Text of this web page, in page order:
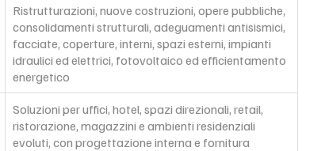
Ristrutturazioni, nuove costruzioni, opere pubbliche,
consolidamenti strutturali, adeguamenti antisismici,
facciate, coperture, interni, spazi esterni, impianti
idraulici ed elettrici, fotovoltaico ed efficientamento
energetico
Soluzioni per uffici, hotel, spazi direzionali, retail,
ristorazione, magazzini e ambienti residenziali
evoluti, con progettazione interna e fornitura